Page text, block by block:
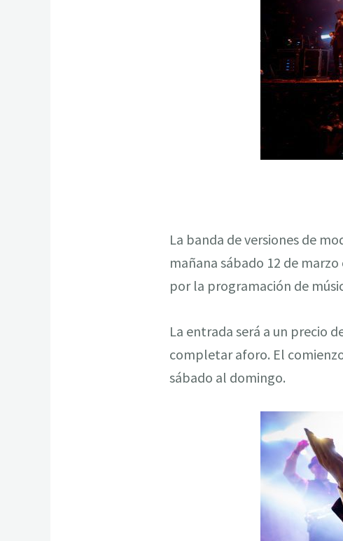
La banda de versiones de
mañana sábado 12 de
por la programación de
La entrada será a un precio
completar aforo. El
sábado al domingo.